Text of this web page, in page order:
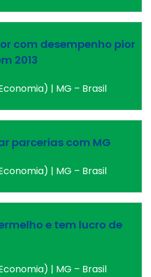
com desempenho pior
2013
| MG – Brasil
parcerias com MG
| MG – Brasil
e tem lucro de
| MG – Brasil